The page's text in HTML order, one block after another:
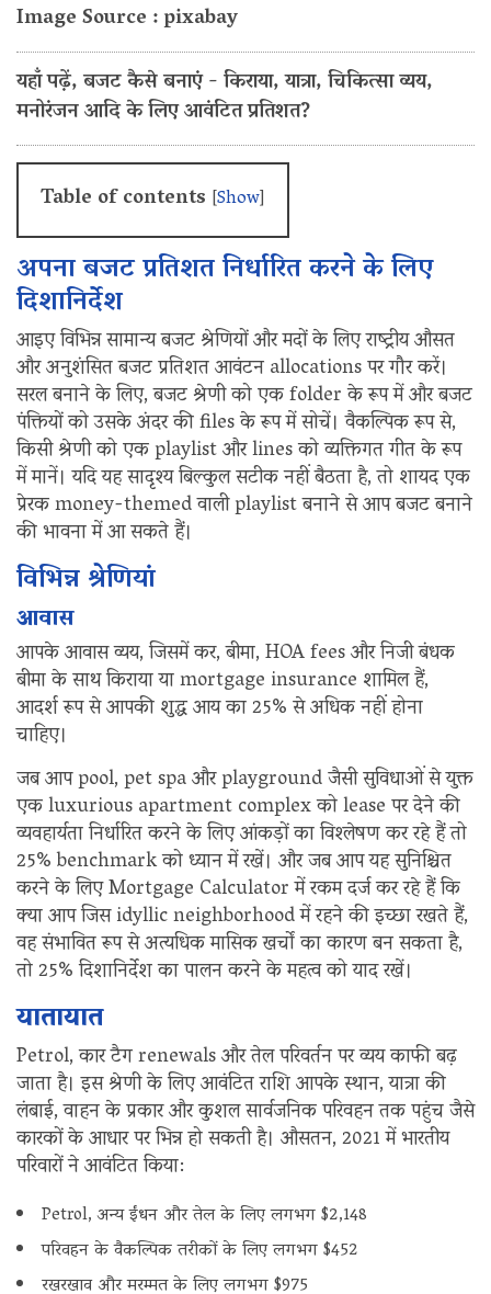
Image Source : pixabay
यहाँ पढ़ें, बजट कैसे बनाएं - किराया, यात्रा, चिकित्सा व्यय,
मनोरंजन आदि के लिए आवंटित प्रतिशत?
Table of contents [Show]
अपना बजट प्रतिशत निर्धारित करने के लिए
दिशानिर्देश
आइए विभिन्न सामान्य बजट श्रेणियों और मदों के लिए राष्ट्रीय औसत
और अनुशंसित बजट प्रतिशत आवंटन allocations पर गौर करें।
सरल बनाने के लिए, बजट श्रेणी को एक folder के रूप में और बजट
पंक्तियों को उसके अंदर की files के रूप में सोचें। वैकल्पिक रूप से,
किसी श्रेणी को एक playlist और lines को व्यक्तिगत गीत के रूप
में मानें। यदि यह सादृश्य बिल्कुल सटीक नहीं बैठता है, तो शायद एक
प्रेरक money-themed वाली playlist बनाने से आप बजट बनाने
की भावना में आ सकते हैं।
विभिन्न श्रेणियां
आवास
आपके आवास व्यय, जिसमें कर, बीमा, HOA fees और निजी बंधक
बीमा के साथ किराया या mortgage insurance शामिल हैं,
आदर्श रूप से आपकी शुद्ध आय का 25% से अधिक नहीं होना
चाहिए।
जब आप pool, pet spa और playground जैसी सुविधाओं से युक्त
एक luxurious apartment complex को lease पर देने की
व्यवहार्यता निर्धारित करने के लिए आंकड़ों का विश्लेषण कर रहे हैं तो
25% benchmark को ध्यान में रखें। और जब आप यह सुनिश्चित
करने के लिए Mortgage Calculator में रकम दर्ज कर रहे हैं कि
क्या आप जिस idyllic neighborhood में रहने की इच्छा रखते हैं,
वह संभावित रूप से अत्यधिक मासिक खर्चों का कारण बन सकता है,
तो 25% दिशानिर्देश का पालन करने के महत्व को याद रखें।
यातायात
Petrol, कार टैग renewals और तेल परिवर्तन पर व्यय काफी बढ़
जाता है। इस श्रेणी के लिए आवंटित राशि आपके स्थान, यात्रा की
लंबाई, वाहन के प्रकार और कुशल सार्वजनिक परिवहन तक पहुंच जैसे
कारकों के आधार पर भिन्न हो सकती है। औसतन, 2021 में भारतीय
परिवारों ने आवंटित किया:
Petrol, अन्य ईंधन और तेल के लिए लगभग $2,148
परिवहन के वैकल्पिक तरीकों के लिए लगभग $452
रखरखाव और मरम्मत के लिए लगभग $975